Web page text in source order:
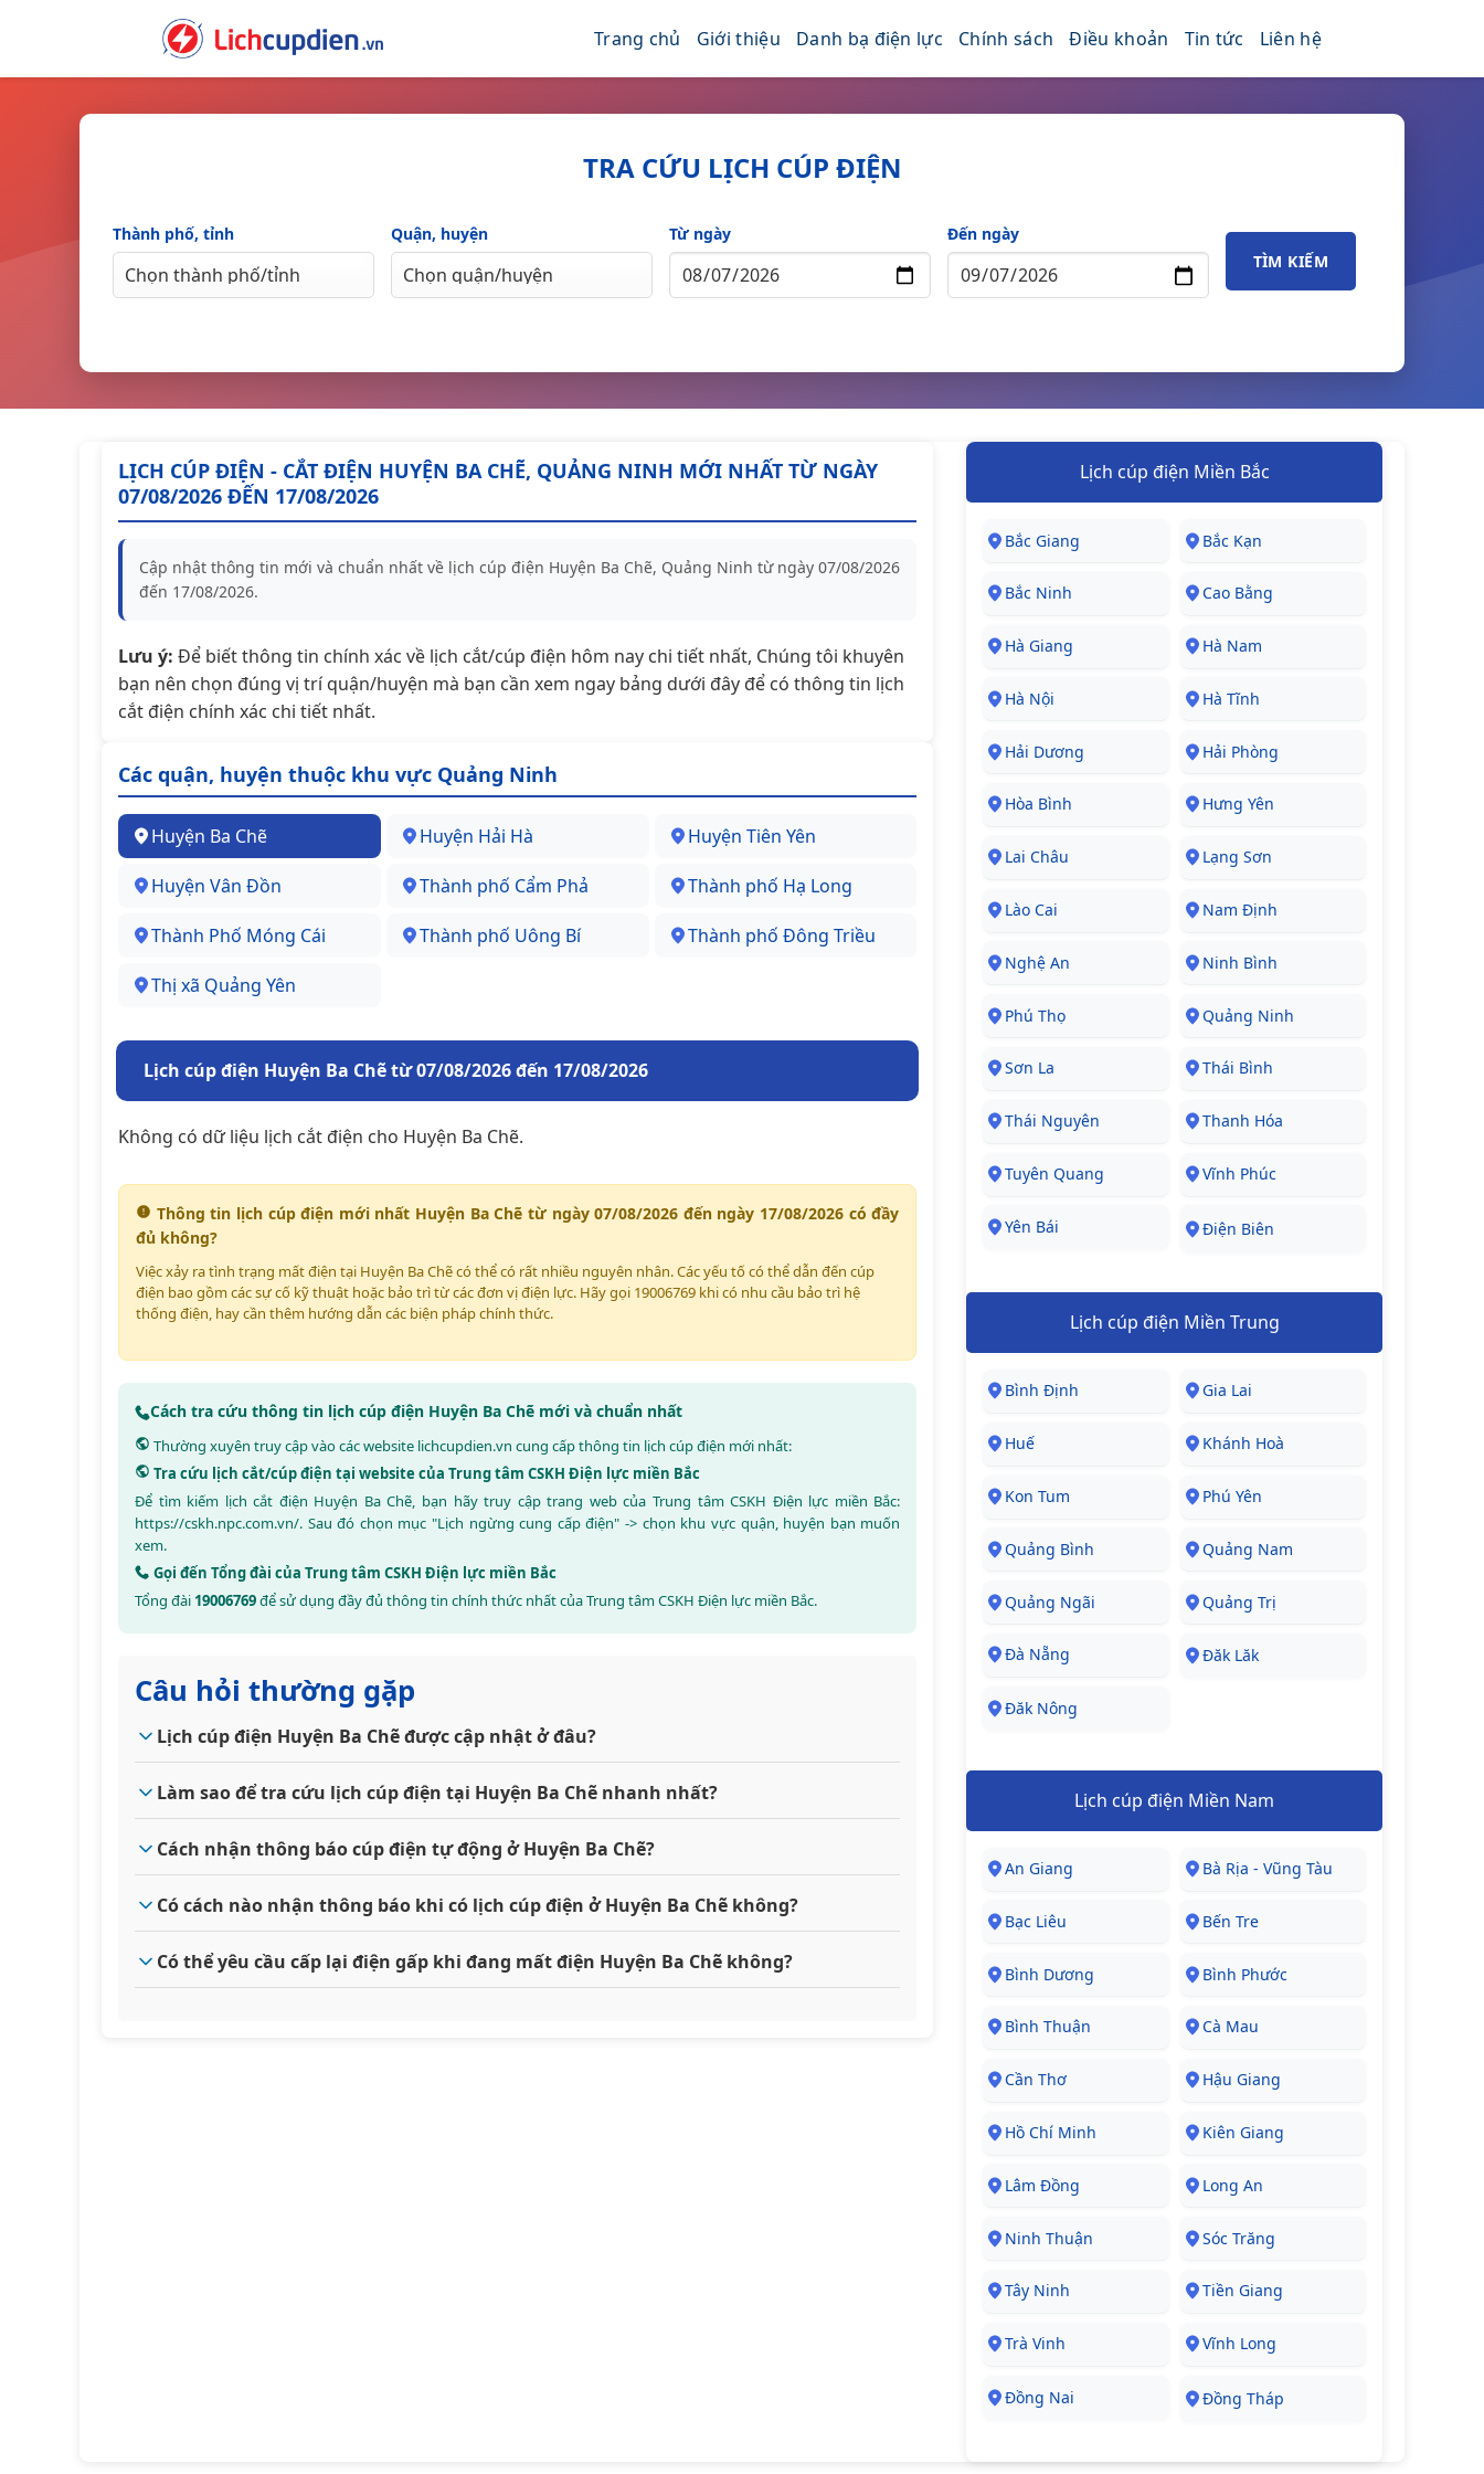
Trang chủ Giới thiệu Danh bạ điện lực Chính sách Điều khoản Tin tức Liên hệ
TRA CỨU LỊCH CÚP ĐIỆN
Thành phố, tỉnh Quận, huyện Từ ngày
Đến ngày
TÌM KIẾM
LỊCH CÚP ĐIỆN - CẮT ĐIỆN HUYỆN BA CHẼ, QUẢNG NINH MỚI NHẤT TỪ NGÀY
07/08/2026 ĐẾN 17/08/2026
Cập nhật thông tin mới và chuẩn nhất về lịch cúp điện Huyện Ba Chẽ, Quảng Ninh từ ngày 07/08/2026
đến 17/08/2026.
Lưu ý: Để biết thông tin chính xác về lịch cắt/cúp điện hôm nay chi tiết nhất, Chúng tôi khuyên
bạn nên chọn đúng vị trí quận/huyện mà bạn cần xem ngay bảng dưới đây để có thông tin lịch
cắt điện chính xác chi tiết nhất.
Các quận, huyện thuộc khu vực Quảng Ninh
Huyện Ba Chẽ Huyện Hải Hà Huyện Tiên Yên
Huyện Vân Đồn Thành phố Cẩm Phả Thành phố Hạ Long
Thành Phố Móng Cái Thành phố Uông Bí Thành phố Đông Triều
Thị xã Quảng Yên
Lịch cúp điện Huyện Ba Chẽ từ 07/08/2026 đến 17/08/2026
Không có dữ liệu lịch cắt điện cho Huyện Ba Chẽ.
Thông tin lịch cúp điện mới nhất Huyện Ba Chẽ từ ngày 07/08/2026 đến ngày 17/08/2026 có đầy
đủ không?
Việc xảy ra tình trạng mất điện tại Huyện Ba Chẽ có thể có rất nhiều nguyên nhân. Các yếu tố có thể dẫn đến cúp
điện bao gồm các sự cố kỹ thuật hoặc bảo trì từ các đơn vị điện lực. Hãy gọi 19006769 khi có nhu cầu bảo trì hệ
thống điện, hay cần thêm hướng dẫn các biện pháp chính thức.
Cách tra cứu thông tin lịch cúp điện Huyện Ba Chẽ mới và chuẩn nhất
Thường xuyên truy cập vào các website lichcupdien.vn cung cấp thông tin lịch cúp điện mới nhất:
Tra cứu lịch cắt/cúp điện tại website của Trung tâm CSKH Điện lực miền Bắc
Để tìm kiếm lịch cắt điện Huyện Ba Chẽ, bạn hãy truy cập trang web của Trung tâm CSKH Điện lực miền Bắc:
https://cskh.npc.com.vn/. Sau đó chọn mục "Lịch ngừng cung cấp điện" -> chọn khu vực quận, huyện bạn muốn
xem.
Gọi đến Tổng đài của Trung tâm CSKH Điện lực miền Bắc
Tổng đài 19006769để sử dụng đầy đủ thông tin chính thức nhất của Trung tâm CSKH Điện lực miền Bắc.
Câu hỏi thường gặp
Lịch cúp điện Huyện Ba Chẽ được cập nhật ở đâu?
Làm sao để tra cứu lịch cúp điện tại Huyện Ba Chẽ nhanh nhất?
Cách nhận thông báo cúp điện tự động ở Huyện Ba Chẽ?
Có cách nào nhận thông báo khi có lịch cúp điện ở Huyện Ba Chẽ không?
Có thể yêu cầu cấp lại điện gấp khi đang mất điện Huyện Ba Chẽ không?
Lịch cúp điện Miền Bắc
Bắc Giang Bắc Kạn
Bắc Ninh Cao Bằng
Hà Giang Hà Nam
Hà Nội Hà Tĩnh
Hải Dương Hải Phòng
Hòa Bình Hưng Yên
Lai Châu Lạng Sơn
Lào Cai Nam Định
Nghệ An Ninh Bình
Phú Thọ Quảng Ninh
Sơn La Thái Bình
Thái Nguyên Thanh Hóa
Tuyên Quang Vĩnh Phúc
Yên Bái Điện Biên
Lịch cúp điện Miền Trung
Bình Định Gia Lai
Huế Khánh Hoà
Kon Tum Phú Yên
Quảng Bình Quảng Nam
Quảng Ngãi Quảng Trị
Đà Nẵng Đăk Lăk
Đăk Nông
Lịch cúp điện Miền Nam
An Giang Bà Rịa - Vũng Tàu
Bạc Liêu Bến Tre
Bình Dương Bình Phước
Bình Thuận Cà Mau
Cần Thơ Hậu Giang
Hồ Chí Minh Kiên Giang
Lâm Đồng Long An
Ninh Thuận Sóc Trăng
Tây Ninh Tiền Giang
Trà Vinh Vĩnh Long
Đồng Nai Đồng Tháp